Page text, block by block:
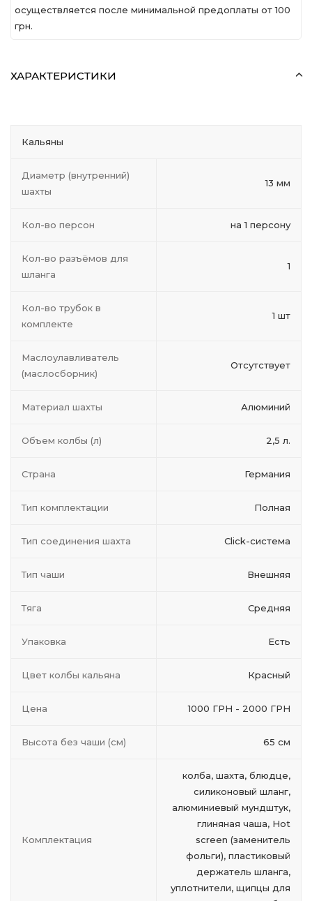
осуществляется после минимальной предоплаты от 100
грн.
ХАРАКТЕРИСТИКИ
Кальяны
Диаметр (внутренний)
шахты
13 мм
Кол-во персон на 1 персону
Кол-во разъёмов для
шланга
1
Кол-во трубок в
комплекте
1 шт
Маслоулавливатель
(маслосборник)
Отсутствует
Материал шахты Алюминий
Объем колбы (л) 2,5 л.
Страна Германия
Тип комплектации Полная
Тип соединения шахта Click-система
Тип чаши Внешняя
Тяга Средняя
Упаковка Есть
Цвет колбы кальяна Красный
Цена 1000 ГРН - 2000 ГРН
Высота без чаши (см) 65 см
Комплектация
колба, шахта, блюдце,
силиконовый шланг,
алюминиевый мундштук,
глиняная чаша, Hot
screen (заменитель
фольги), пластиковый
держатель шланга,
уплотнители, щипцы для